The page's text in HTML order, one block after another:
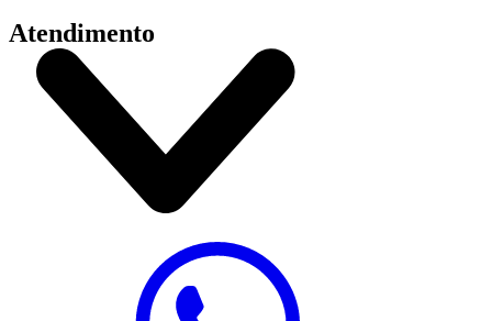
Atendimento